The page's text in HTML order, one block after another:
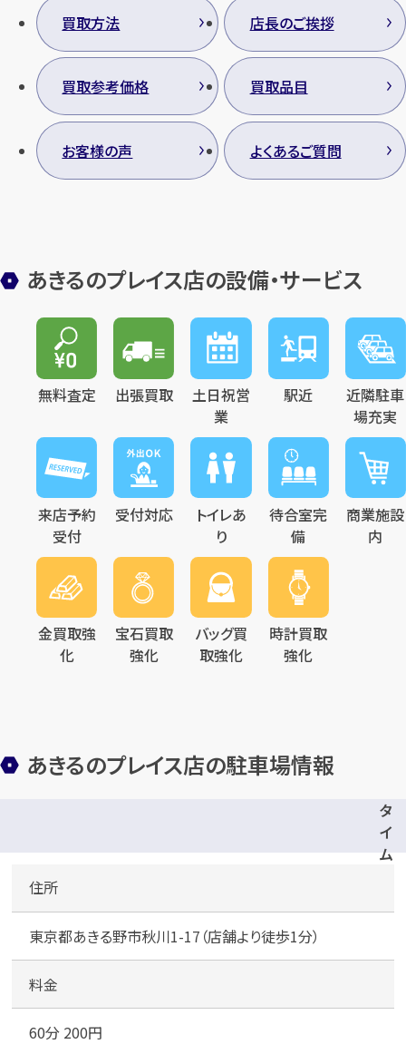
カンタン無料
します
まずはお電話で無料査定
【総合受付】24時間・年中無休(年末年
始除く)
メールで無料相談する
買取方法 店長のご挨拶
買取参考価格 買取品目
お客様の声 よくあるご質問
あきるのプレイス店の設備・サービス
無料査定 出張買取
土日祝営
業
駅近
近隣駐車
場充実
来店予約
受付
受付対応
トイレあ
り
待合室完
備
商業施設
内
金買取強
化
宝石買取
強化
バッグ買
取強化
時計買取
強化
あきるのプレイス店の駐車場情報
タ
イ
ム
き
野
体
住所
東京都あきる野市秋川1-17（店舗より徒歩1分）
料金
60分 200円